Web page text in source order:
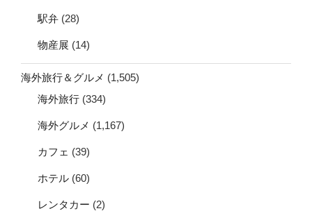
駅弁 (28)
物産展 (14)
海外旅行＆グルメ (1,505)
海外旅行 (334)
海外グルメ (1,167)
カフェ (39)
ホテル (60)
レンタカー (2)